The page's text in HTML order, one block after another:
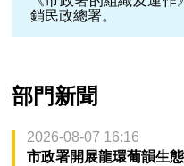
銷民政總署。
部門新聞
2026-08-07 16:16
市政署開展龍環葡韻生